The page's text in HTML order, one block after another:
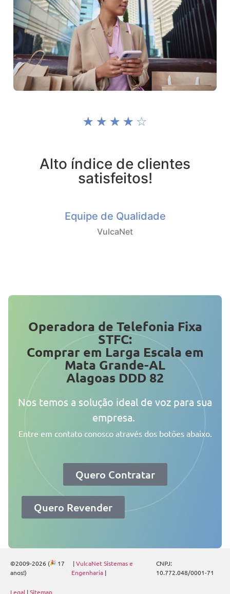
☆ ☆ ☆ ☆ ☆
Alto índice de clientes
satisfeitos!
Equipe de Qualidade
VulcaNet
Operadora de Telefonia Fixa
STFC:
Comprar em Larga Escala em
Mata Grande-AL
Alagoas DDD 82
Nos temos a solução ideal de voz para sua
empresa.
Entre em contato conosco através dos botões abaixo.
Quero Contratar
Quero Revender
©2009-2026 (
17
anos!)
|VulcaNet Sistemas e
Engenharia |
CNPJ:
10.772.048/0001-71
Legal |Sitemap